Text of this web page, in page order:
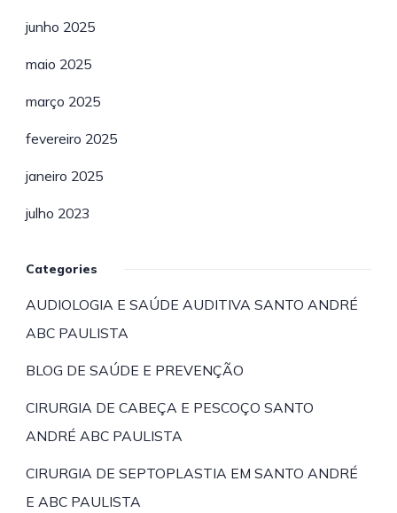
junho 2025
maio 2025
março 2025
fevereiro 2025
janeiro 2025
julho 2023
Categories
AUDIOLOGIA E SAÚDE AUDITIVA SANTO ANDRÉ
ABC PAULISTA
BLOG DE SAÚDE E PREVENÇÃO
CIRURGIA DE CABEÇA E PESCOÇO SANTO
ANDRÉ ABC PAULISTA
CIRURGIA DE SEPTOPLASTIA EM SANTO ANDRÉ
E ABC PAULISTA